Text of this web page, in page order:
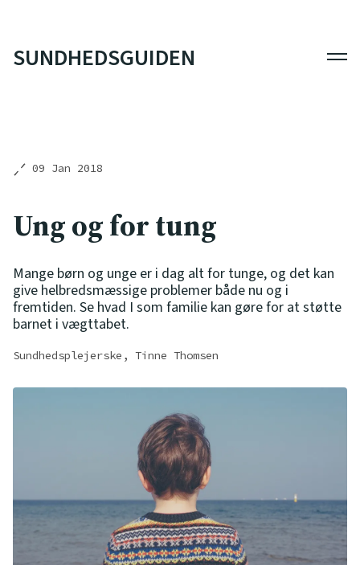
SUNDHEDSGUIDEN
09 Jan 2018
Ung og for tung
Mange børn og unge er i dag alt for tunge, og det kan
give helbredsmæssige problemer både nu og i
fremtiden. Se hvad I som familie kan gøre for at støtte
barnet i vægttabet.
Sundhedsplejerske, Tinne Thomsen